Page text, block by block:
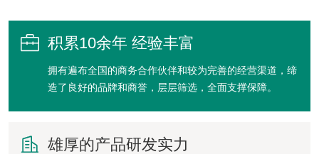
 积累10余年 经验丰富
拥有遍布全国的商务合作伙伴和较为完善的经营渠道，缔
造了良好的品牌和商誉，层层筛选，全面支撑保障。
 雄厚的产品研发实力